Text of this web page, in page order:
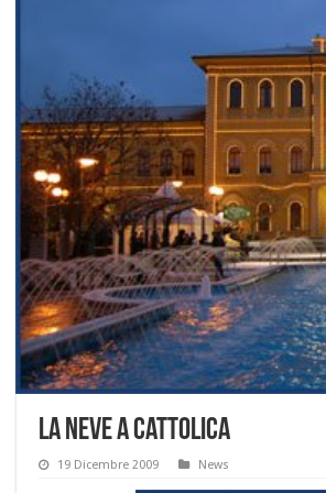
La neve a Cattolica
19 Dicembre 2009 News